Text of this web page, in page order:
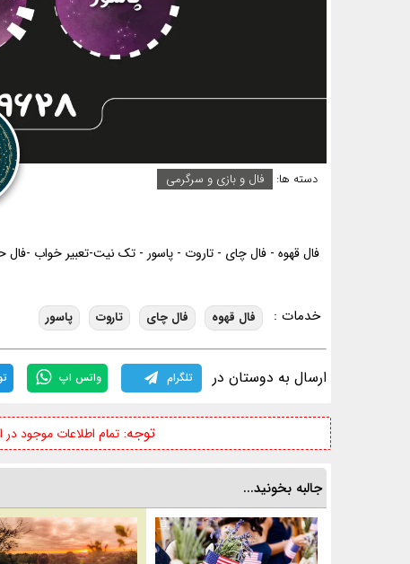
دسته ها: فال و بازی و سرگرمی
فال قهوه - فال چای - تاروت - پاسور - تک نیت-تعبیر خواب -
خدمات : فال قهوه فال چای تاروت پاسور
ارسال به دوستان در تلگرام واتس اپ
توجه:تمام اطلاعات موجود
جالبه بخونید...